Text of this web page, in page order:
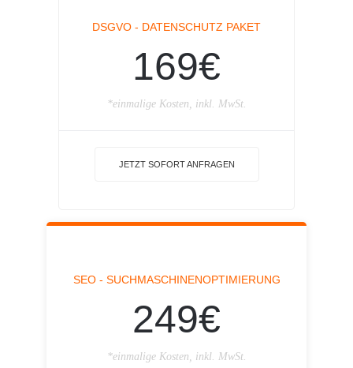
DSGVO - DATENSCHUTZ PAKET
169€
*einmalige Kosten, inkl. MwSt.
JETZT SOFORT ANFRAGEN
SEO - SUCHMASCHINENOPTIMIERUNG
249€
*einmalige Kosten, inkl. MwSt.